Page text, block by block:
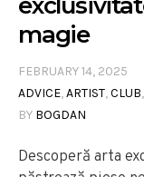
magie
FEBRUARY 14, 2025
ADVICE,ARTIST,CLUB,
BY BOGDAN
Descoperă arta